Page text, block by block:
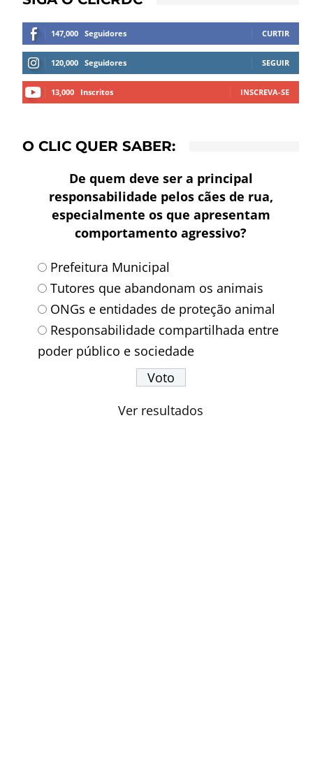
147,000 Seguidores CURTIR
120,000 Seguidores SEGUIR
13,000 Inscritos INSCREVA-SE
O CLIC QUER SABER:
De quem deve ser a principal
responsabilidade pelos cães de rua,
especialmente os que apresentam
comportamento agressivo?
Prefeitura Municipal
Tutores que abandonam os animais
ONGs e entidades de proteção animal
Responsabilidade compartilhada entre
poder público e sociedade
Ver resultados